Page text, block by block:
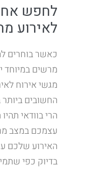
לחפש
לאירוע
כאשר בוחרים
מרשים במיוחד
מגשי אירוח
החשובים
הרי בוודאי
עצמכם במצב
האירוע שלכם
בדיוק כפי